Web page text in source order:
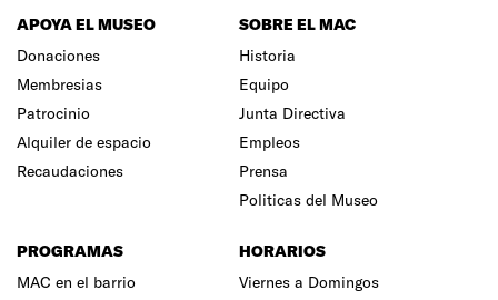
APOYA EL MUSEO
Donaciones
Membresias
Patrocinio
Alquiler de espacio
Recaudaciones
SOBRE EL MAC
Historia
Equipo
Junta Directiva
Empleos
Prensa
Politicas del Museo
PROGRAMAS
MAC en el barrio
HORARIOS
Viernes a Domingos